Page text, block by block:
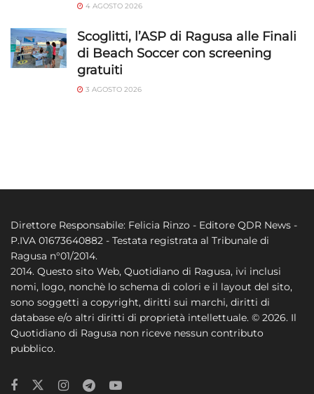
4 AGOSTO 2026
Scoglitti, l’ASP di Ragusa alle Finali
di Beach Soccer con screening
gratuiti
3 AGOSTO 2026
Direttore Responsabile: Felicia Rinzo - Editore QDR News -
P.IVA 01673640882 - Testata registrata al Tribunale di
Ragusa n°01/2014.
2014. Questo sito Web, Quotidiano di Ragusa, ivi inclusi
nomi, logo, nonchè lo schema di colori e il layout del sito,
sono soggetti a copyright, diritti sui marchi, diritti di
database e/o altri diritti di proprietà intellettuale. © 2026. Il
Quotidiano di Ragusa non riceve nessun contributo
pubblico.